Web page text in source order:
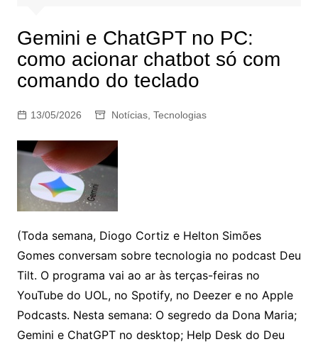
Gemini e ChatGPT no PC:
como acionar chatbot só com
comando do teclado
13/05/2026 Notícias, Tecnologias
(Toda semana, Diogo Cortiz e Helton Simões
Gomes conversam sobre tecnologia no podcast Deu
Tilt. O programa vai ao ar às terças-feiras no
YouTube do UOL, no Spotify, no Deezer e no Apple
Podcasts. Nesta semana: O segredo da Dona Maria;
Gemini e ChatGPT no desktop; Help Desk do Deu